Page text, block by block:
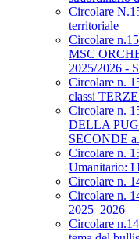
Circolare
territoriale
Circolare
MSC
2025/2026 -
Circolare n.
classi
Circolare n.
DELLA
SECONDE
Circolare n.
Umanitario: I
Circolare n.
Circolare n.
2025_2026
Circolare